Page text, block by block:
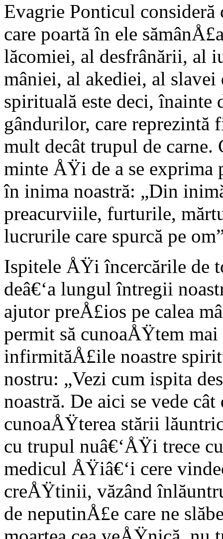
Evagrie Ponticul
care poartă în ele
lăcomiei, al desfrânării, al
mâniei, al akediei, al
spirituală este deci,
gândurilor, care reprezintă
mult decât trupul de
minte ÅŸi de a se
în inima noastră: „Din
preacurviile, furturile,
lucrurile care spurcă pe
Ispitele ÅŸi încercările de
deâ€‘a lungul întregii
ajutor preÅ£ios pe calea
permit să cunoaÅŸtem
infirmităÅ£ile noastre
nostru: „Vezi cum ispita
noastră. De aici se vede
cunoaÅŸterea stării
cu trupul nuâ€‘ÅŸi trece
medicul ÅŸiâ€‘i cere
creÅŸtinii, văzând
de neputinÅ£e care ne